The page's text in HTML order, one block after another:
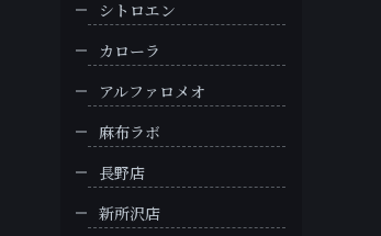
シトロエン
カローラ
アルファロメオ
麻布ラボ
長野店
新所沢店